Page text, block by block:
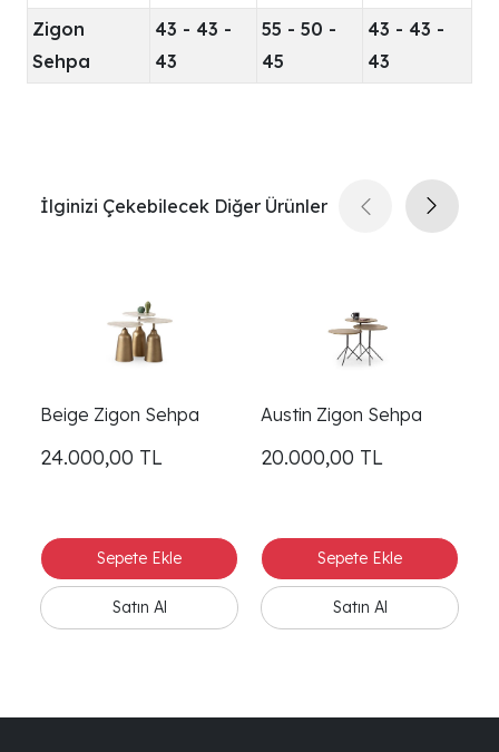
Zigon
Sehpa
43 - 43 -
43
55 - 50 -
45
43 - 43 -
43
İlginizi Çekebilecek Diğer Ürünler
Beige Zigon Sehpa
24.000,00 TL
Austin Zigon Sehpa
20.000,00 TL